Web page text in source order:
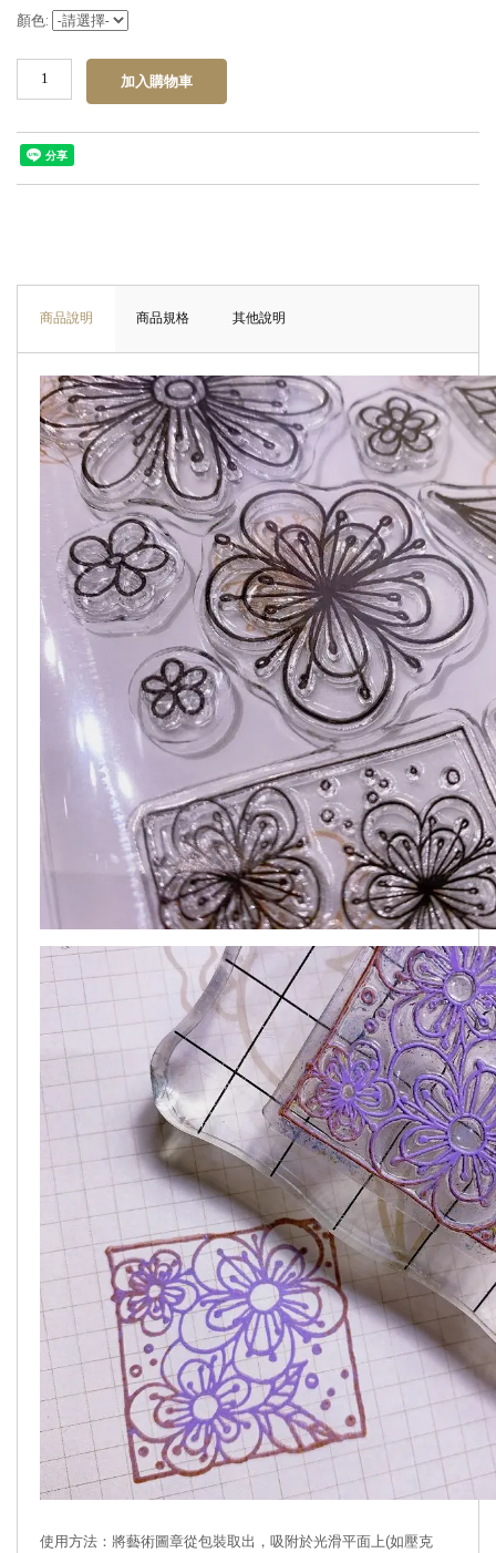
顏色:
商品說明 商品規格 其他說明
使用方法：將藝術圖章從包裝取出，吸附於光滑平面上(如壓克